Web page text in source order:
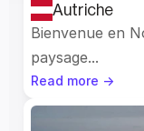
Autriche
Bienvenue en
paysage...
Read more ->